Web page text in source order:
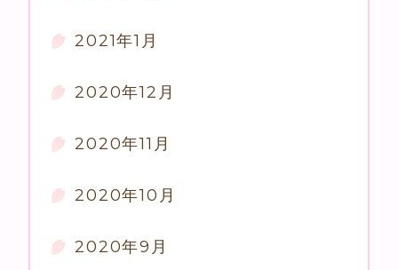
2021年1月
2020年12月
2020年11月
2020年10月
2020年9月